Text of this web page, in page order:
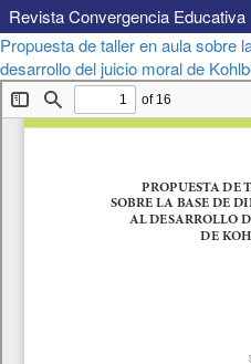
Revista Convergencia Educativa
Volver
a
los
detalles
Propuesta de taller en aula sobre
desarrollo del juicio moral de